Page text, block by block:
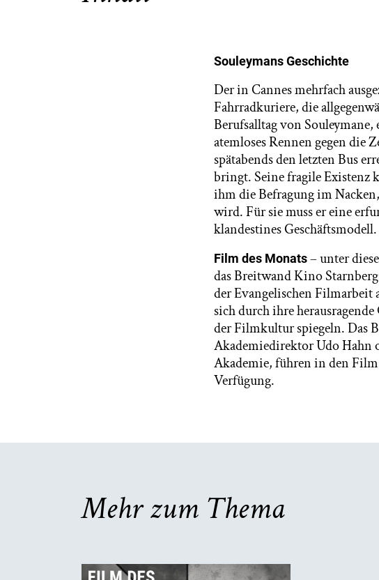
Souleymans Geschichte
Der in Cannes mehrfach
Fahrradkuriere, die
Berufsalltag von
atemloses Rennen gegen die
spätabends den letzten Bus
bringt. Seine fragile Existenz
ihm die Befragung im
wird. Für sie muss er eine
klandestines Geschäftsmodell.
Film des Monats– unter
das Breitwand Kino
der Evangelischen Filmarbeit
sich durch ihre
der Filmkultur spiegeln. Das
Akademiedirektor Udo Hahn
Akademie, führen in den
Verfügung.
Mehr zum Thema